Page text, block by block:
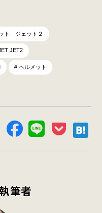
ト ジェット２
JET2
ヘルメット
筆者